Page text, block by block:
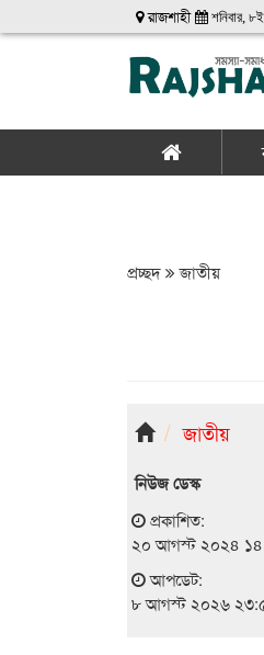
রাজশাহী শনিবার,
প্রচ্ছদ জাতীয়
জাতীয়
নিউজ ডেস্ক
প্রকাশিত:
২০ আগস্ট ২০২৪
আপডেট:
৮ আগস্ট ২০২৬